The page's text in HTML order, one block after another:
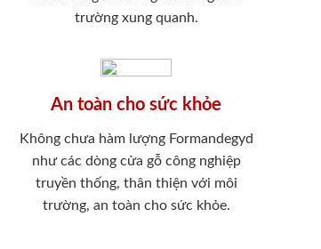
trường xung quanh.
An toàn cho sức khỏe
Không chưa hàm lượng Formandegyd
như các dòng cửa gỗ công nghiệp
truyền thống, thân thiện với môi
trường, an toàn cho sức khỏe.